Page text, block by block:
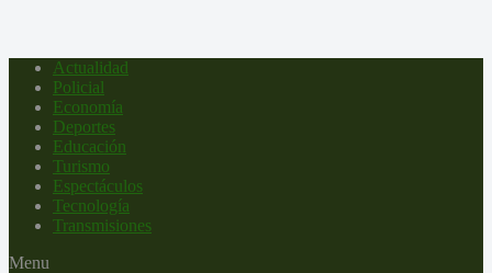
Actualidad
Policial
Economía
Deportes
Educación
Turismo
Espectáculos
Tecnología
Transmisiones
Menu